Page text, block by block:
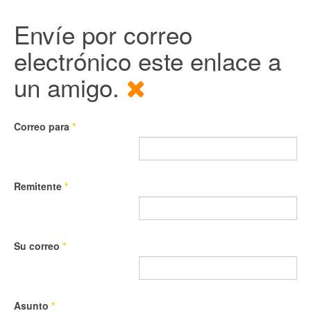
Envíe por correo
electrónico este enlace a
un amigo.
Correo para *
Remitente *
Su correo *
Asunto *